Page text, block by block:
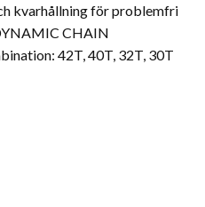
kvarhållning för problemfri
CHAIN
42T, 40T, 32T, 30T